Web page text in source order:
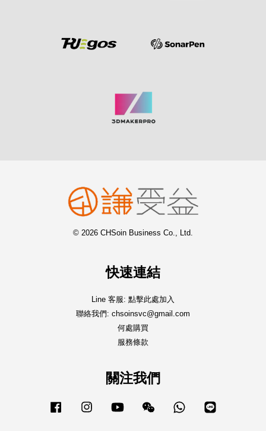
© 2026 CHSoin Business Co., Ltd.
快速連結
Line 客服: 點擊此處加入
聯絡我們: chsoinsvc@gmail.com
何處購買
服務條款
關注我們
Facebook Instagram YouTube Wechat Whatsapp